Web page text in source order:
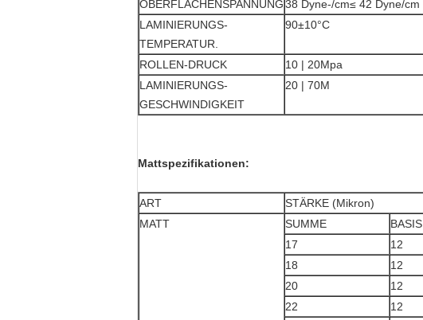
OBERFLÄCHENSPANNUNG38 Dyne-/cm≤ 42 Dyne/cm
LAMINIERUNGS-
TEMPERATUR.
90±10°C
ROLLEN-DRUCK
10 | 20Mpa
LAMINIERUNGS-
GESCHWINDIGKEIT
20 | 70M
Mattspezifikationen:
ART
STÄRKE (Mikron)
MATT
SUMME BASIS
17
12
18
12
20
12
22
12